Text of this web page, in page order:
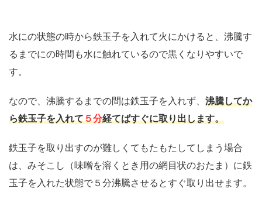
水にの状態の時から鉄玉子を入れて火にかけると、沸騰す
るまでにの時間も水に触れているので黒くなりやすいで
す。
なので、沸騰するまでの間は鉄玉子を入れず、 沸騰してか
ら鉄玉子を入れて５分経てばすぐに取り出します。
鉄玉子を取り出すのが難しくてもたもたしてしまう場合
は、みそこし（味噌を溶くとき用の網目状のおたま）に鉄
玉子を入れた状態で５分沸騰させるとすぐ取り出せます。